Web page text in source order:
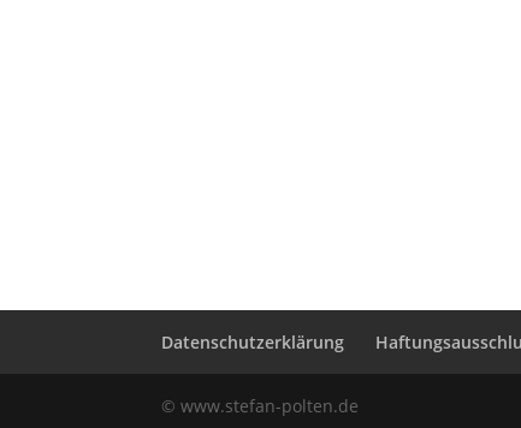
Datenschutzerklärung
© www.stefan-polten.de